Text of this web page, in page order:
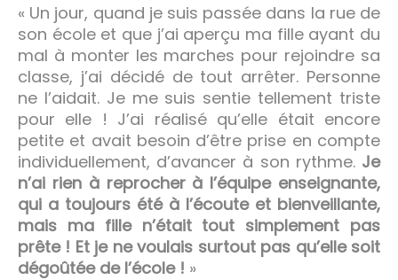
« Un jour, quand je suis passée dans la rue de
son école et que j’ai aperçu ma fille ayant du
mal à monter les marches pour rejoindre sa
classe, j’ai décidé de tout arrêter. Personne
ne l’aidait. Je me suis sentie tellement triste
pour elle ! J’ai réalisé qu’elle était encore
petite et avait besoin d’être prise en compte
individuellement, d’avancer à son rythme. Je
n’ai rien à reprocher à l’équipe enseignante,
qui a toujours été à l’écoute et bienveillante,
mais ma fille n’était tout simplement pas
prête ! Et je ne voulais surtout pas qu’elle soit
dégoûtée de l’école ! »